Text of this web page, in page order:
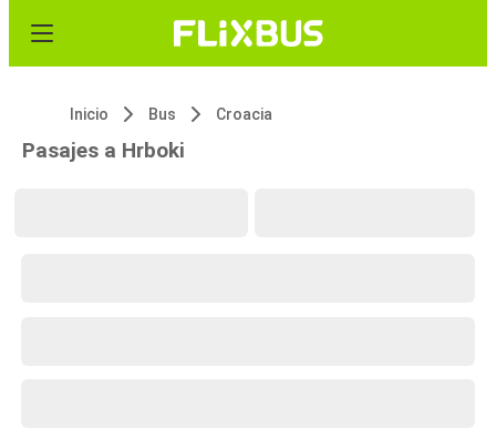
Inicio Bus Croacia
Pasajes a Hrboki